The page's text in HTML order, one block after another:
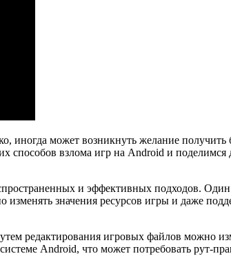
иногда может возникнуть желание получить
способов взлома игр на Android и
и эффективных подходов.
значения ресурсов игры и даже
редактирования игровых файлов можно
Android, что может потребовать рут-